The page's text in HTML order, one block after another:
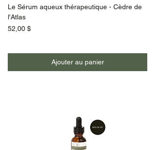
Le Sérum aqueux thérapeutique - Cèdre de
l'Atlas
Prix
52,00 $
Ajouter au panier